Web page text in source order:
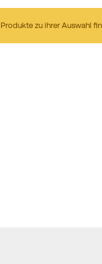
zu ihrer Auswahl